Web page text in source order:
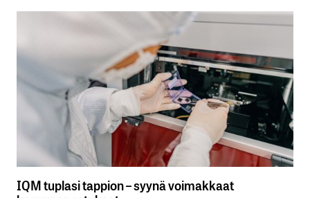
IQM tuplasi tappion – syynä voimakkaat